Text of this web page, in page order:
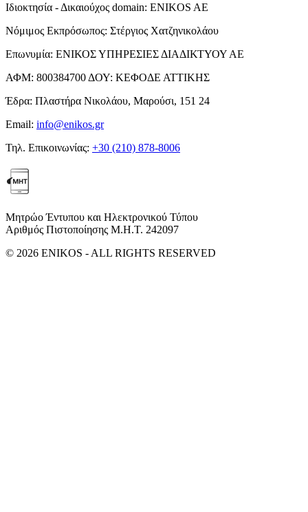
Ιδιοκτησία - Δικαιούχος domain: ENIKOS AE
Νόμιμος Εκπρόσωπος: Στέργιος Χατζηνικολάου
Επωνυμία: ΕΝΙΚΟΣ ΥΠΗΡΕΣΙΕΣ ΔΙΑΔΙΚΤΥΟΥ ΑΕ
ΑΦΜ: 800384700 ΔΟΥ: ΚΕΦΟΔΕ ΑΤΤΙΚΗΣ
Έδρα: Πλαστήρα Νικολάου, Μαρούσι, 151 24
Email: info@enikos.gr
Τηλ. Επικοινωνίας: +30 (210) 878-8006
Μητρώο Έντυπου και Ηλεκτρονικού Τύπου
Αριθμός Πιστοποίησης Μ.Η.Τ. 242097
© 2026 ENIKOS - ALL RIGHTS RESERVED